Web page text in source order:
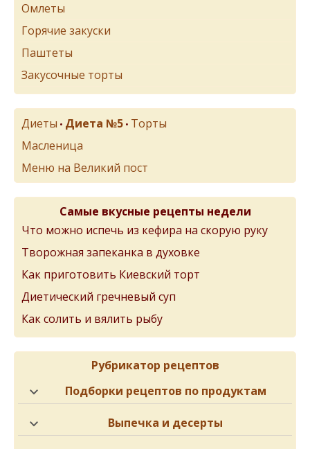
Омлеты
Горячие закуски
Паштеты
Закусочные торты
Диеты • Диета №5 • Торты
Масленица
Меню на Великий пост
Самые вкусные рецепты недели
Что можно испечь из кефира на скорую руку
Творожная запеканка в духовке
Как приготовить Киевский торт
Диетический гречневый суп
Как солить и вялить рыбу
Рубрикатор рецептов
Подборки рецептов по продуктам
Выпечка и десерты